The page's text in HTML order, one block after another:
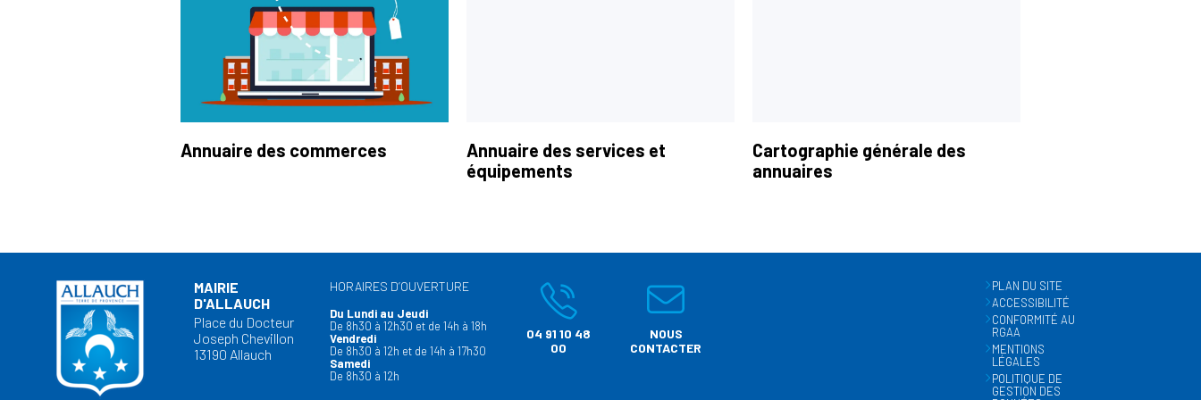
Annuaire des commerces
Annuaire des services et
équipements
Cartographie générale des
annuaires
MAIRIE
D'ALLAUCH
Place du Docteur
Joseph Chevillon
13190 Allauch
HORAIRES D’OUVERTURE
Du Lundi au Jeudi
De 8h30 à 12h30 et de 14h à 18h
Vendredi
De 8h30 à 12h et de 14h à 17h30
Samedi
De 8h30 à 12h
04 91 10 48
00
NOUS
CONTACTER
PLAN DU SITE
ACCESSIBILITÉ
CONFORMITÉ AU
RGAA
MENTIONS
LÉGALES
POLITIQUE DE
GESTION DES